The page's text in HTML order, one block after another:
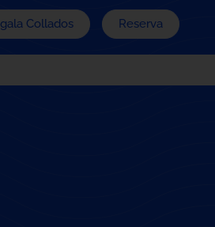
Collados Reserva